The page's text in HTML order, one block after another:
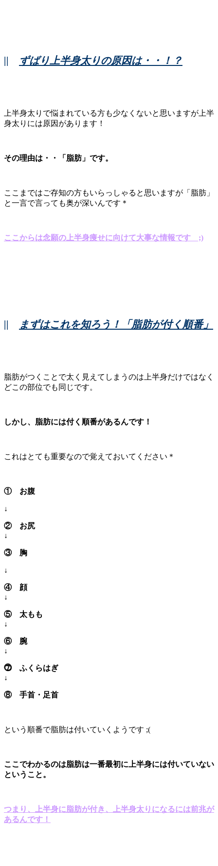
|| ずばり上半身太りの原因は・・！？
上半身太りで悩まれている方も少なくないと思いますが上半
身太りには原因があります！
その理由は・・「脂肪」です。
ここまではご存知の方もいらっしゃると思いますが「脂肪」
と一言で言っても奥が深いんです＊
ここからは念願の上半身痩せに向けて大事な情報です ;)
|| まずはこれを知ろう！「脂肪が付く順番」
脂肪がつくことで太く見えてしまうのは上半身だけではなく
どこの部位でも同じです。
しかし、脂肪には付く順番があるんです！
これはとても重要なので覚えておいてください＊
① お腹
↓
② お尻
↓
③ 胸
↓
④ 顔
↓
⑤ 太もも
↓
⑥ 腕
↓
⓻ ふくらはぎ
↓
⑧ 手首・足首
という順番で脂肪は付いていくようです ;(
ここでわかるのは脂肪は一番最初に上半身には付いていない
ということ。
つまり、上半身に脂肪が付き、上半身太りになるには前兆が
あるんです！